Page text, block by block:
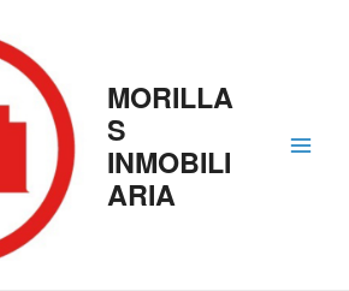
MORILLA
S
INMOBILI
ARIA